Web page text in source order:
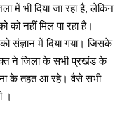
में भी दिया जा रहा है, लेकिन
नहीं मिल पा रहा है।
संज्ञान में दिया गया। जिसके
ने जिला के सभी प्रखंड के
के तहत आ रहे। वैसे सभी
।